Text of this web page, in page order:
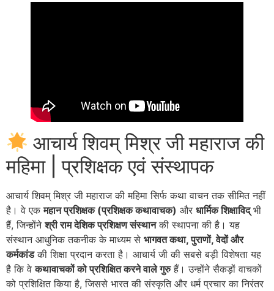
आचार्य शिवम् मिश्र जी महाराज की
महिमा | प्रशिक्षक एवं संस्थापक
आचार्य शिवम् मिश्र जी महाराज की महिमा सिर्फ कथा वाचन तक सीमित नहीं
है। वे एकमहान प्रशिक्षक (प्रशिक्षक कथावाचक) और धार्मिक शिक्षाविद्भी
हैं, जिन्होंनेश्री राम देशिक प्रशिक्षण संस्थानकी स्थापना की है। यह
संस्थान आधुनिक तकनीक के माध्यम से भागवत कथा, पुराणों, वेदों और
कर्मकांडकी शिक्षा प्रदान करता है । आचार्य जी की सबसे बड़ी विशेषता यह
है कि वेकथावाचकों को प्रशिक्षित करने वाले गुरुहैं। उन्होंने सैकड़ों वाचकों
को प्रशिक्षित किया है, जिससे भारत की संस्कृति और धर्म प्रचार का निरंतर